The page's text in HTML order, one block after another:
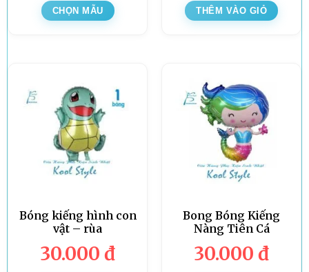
CHỌN MẪU THÊM VÀO GIỎ
Bóng kiếng hình con
vật – rùa
30.000 đ
Bong Bóng Kiếng
Nàng Tiên Cá
30.000 đ